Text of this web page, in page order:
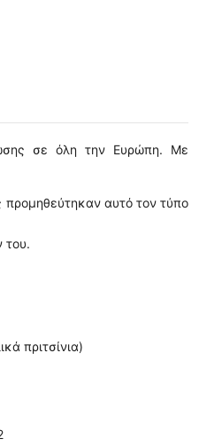
σε όλη την Ευρώπη. Με
αυτό τον τύπο
του.
πριτσίνια)